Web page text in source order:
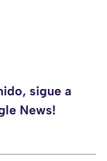
sigue a
News!